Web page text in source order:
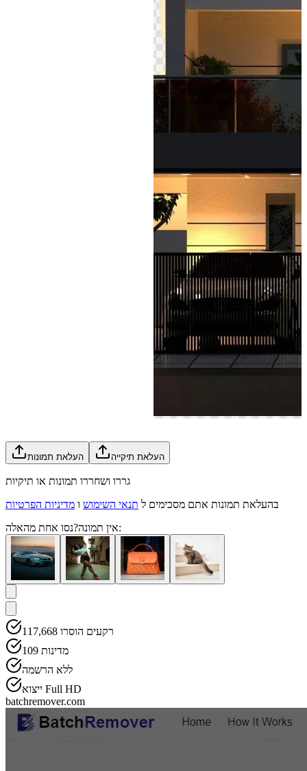
העלאת תמונות העלאת תיקייה
גררו ושחררו תמונות או תיקיות
בהעלאת תמונות אתם מסכימים ל תנאי השימוש ו מדיניות הפרטיות
אין תמונה?נסו אחת מהאלה:
117,668 רקעים הוסרו
109 מדינות
ללא הרשמה
ייצוא Full HD
batchremover.com